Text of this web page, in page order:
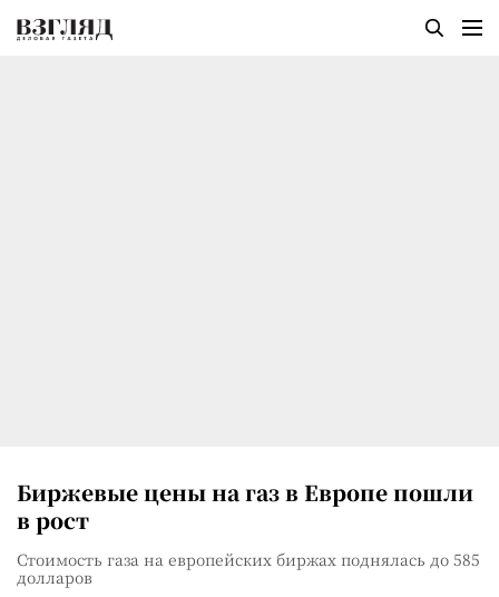
Биржевые цены на газ в Европе пошли
в рост
Стоимость газа на европейских биржах поднялась до 585
долларов